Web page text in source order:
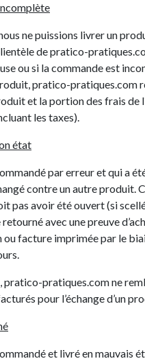
ne puissions livrer un
de pratico-
ou si la commande est
pratico-pratiques.com
et la portion des frais
les taxes).
état
par erreur et qui a
contre un autre produit.
pas avoir été ouvert (si
avec une preuve
facture imprimée par le
pratico-pratiques.com ne
pour l’échange d’un
et livré en mauvais